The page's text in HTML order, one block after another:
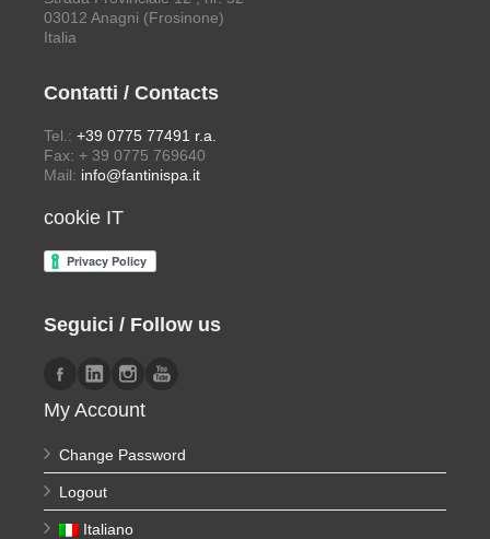
03012 Anagni (Frosinone)
Italia
Contatti / Contacts
Tel.: +39 0775 77491 r.a.
Fax: + 39 0775 769640
Mail: info@fantinispa.it
cookie IT
Seguici / Follow us
My Account
Change Password
Logout
Italiano